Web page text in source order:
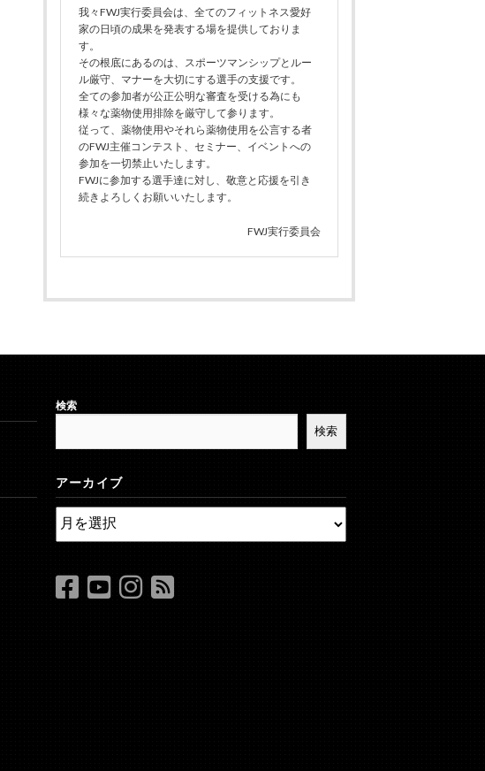
我々FWJ実行委員会は、全てのフィットネス愛好
家の日頃の成果を発表する場を提供しておりま
す。
その根底にあるのは、スポーツマンシップとルー
ル厳守、マナーを大切にする選手の支援です。
全ての参加者が公正公明な審査を受ける為にも
様々な薬物使用排除を厳守して参ります。
従って、薬物使用やそれら薬物使用を公言する者
のFWJ主催コンテスト、セミナー、イベントへの
参加を一切禁止いたします。
FWJに参加する選手達に対し、敬意と応援を引き
続きよろしくお願いいたします。
FWJ実行委員会
検索
検索
アーカイブ
ア
ー
ブ